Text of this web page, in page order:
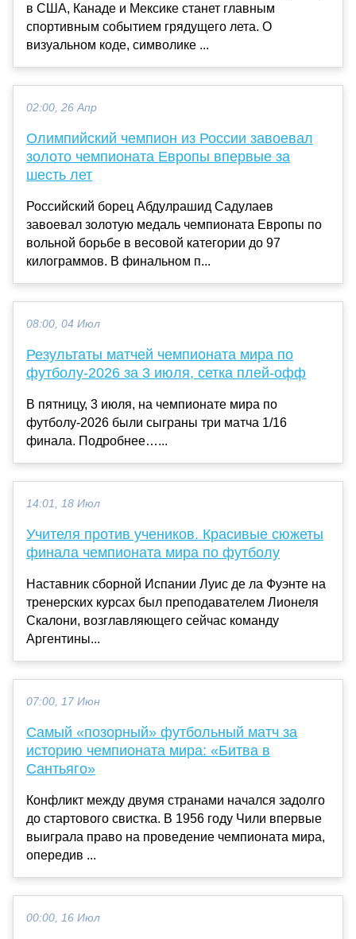
в США, Канаде и Мексике станет главным
спортивным событием грядущего лета. О
визуальном коде, символике ...
02:00, 26 Апр
Олимпийский чемпион из России завоевал
золото чемпионата Европы впервые за
шесть лет
Российский борец Абдулрашид Садулаев
завоевал золотую медаль чемпионата Европы по
вольной борьбе в весовой категории до 97
килограммов. В финальном п...
08:00, 04 Июл
Результаты матчей чемпионата мира по
футболу‑2026 за 3 июля, сетка плей‑офф
В пятницу, 3 июля, на чемпионате мира по
футболу‑2026 были сыграны три матча 1/16
финала. Подробнее…...
14:01, 18 Июл
Учителя против учеников. Красивые сюжеты
финала чемпионата мира по футболу
Наставник сборной Испании Луис де ла Фуэнте на
тренерских курсах был преподавателем Лионеля
Скалони, возглавляющего сейчас команду
Аргентины...
07:00, 17 Июн
Самый «позорный» футбольный матч за
историю чемпионата мира: «Битва в
Сантьяго»
Конфликт между двумя странами начался задолго
до стартового свистка. В 1956 году Чили впервые
выиграла право на проведение чемпионата мира,
опередив ...
00:00, 16 Июл